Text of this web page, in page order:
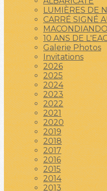
LUMIÈRES DE
CARRÉ SIGNÉ
10 ANS DE
Galerie Photos
Invitations
2026
2025
2024
2023
2022
2021
2020
2019
2018
2017
2016
2015
2014
2013